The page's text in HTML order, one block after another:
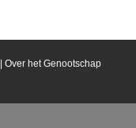
Over het Genootschap